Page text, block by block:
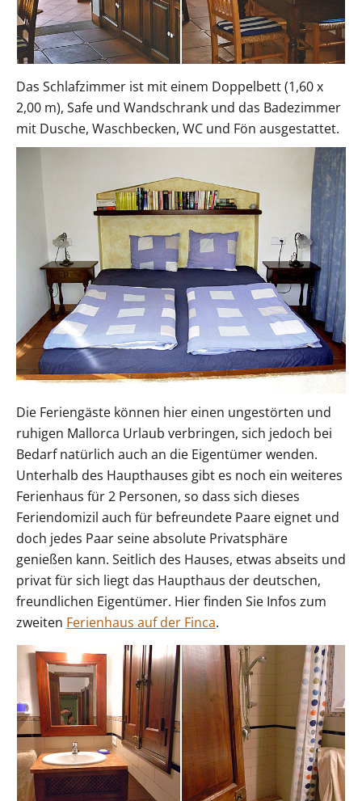
Das Schlafzimmer ist mit einem Doppelbett (1,60 x
2,00 m), Safe und Wandschrank und das Badezimmer
mit Dusche, Waschbecken, WC und Fön ausgestattet.
Die Feriengäste können hier einen ungestörten und
ruhigen Mallorca Urlaub verbringen, sich jedoch bei
Bedarf natürlich auch an die Eigentümer wenden.
Unterhalb des Haupthauses gibt es noch ein weiteres
Ferienhaus für 2 Personen, so dass sich dieses
Feriendomizil auch für befreundete Paare eignet und
doch jedes Paar seine absolute Privatsphäre
genießen kann. Seitlich des Hauses, etwas abseits und
privat für sich liegt das Haupthaus der deutschen,
freundlichen Eigentümer. Hier finden Sie Infos zum
zweiten Ferienhaus auf der Finca.